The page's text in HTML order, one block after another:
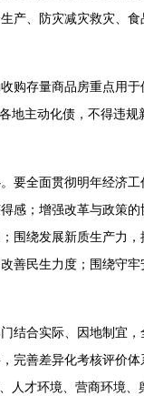
产、防灾减灾救灾、
购存量商品房重点用
地主动化债，不得违规
要全面贯彻明年经济工
感；增强改革与政策
围绕发展新质生产力
善民生力度；围绕守
结合实际、因地制宜
完善差异化考核评价
人才环境、营商环境、